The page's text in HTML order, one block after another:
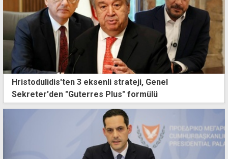
Hristodulidis'ten 3 eksenli strateji, Genel
Sekreter'den "Guterres Plus" formülü